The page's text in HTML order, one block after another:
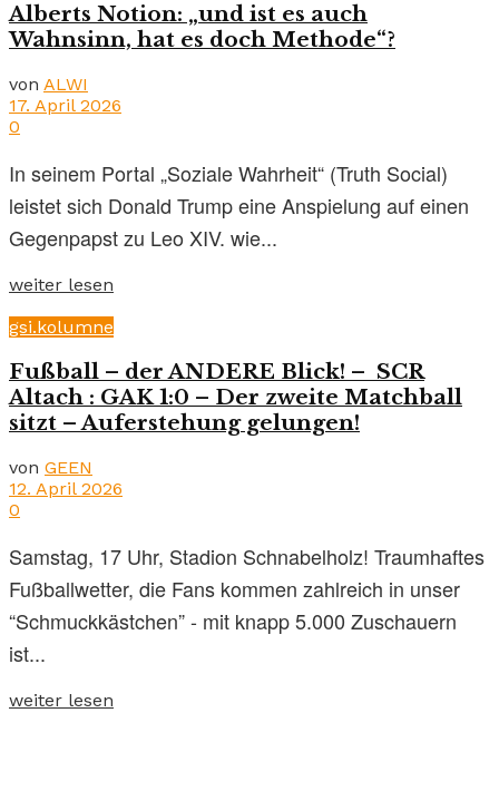
Alberts Notion: „und ist es auch
Wahnsinn, hat es doch Methode“?
von ALWI
17. April 2026
0
In seinem Portal „Soziale Wahrheit“ (Truth Social)
leistet sich Donald Trump eine Anspielung auf einen
Gegenpapst zu Leo XIV. wie...
weiter lesen
gsi.kolumne
Fußball – der ANDERE Blick! – SCR
Altach : GAK 1:0 – Der zweite Matchball
sitzt – Auferstehung gelungen!
von GEEN
12. April 2026
0
Samstag, 17 Uhr, Stadion Schnabelholz! Traumhaftes
Fußballwetter, die Fans kommen zahlreich in unser
“Schmuckkästchen” - mit knapp 5.000 Zuschauern
ist...
weiter lesen